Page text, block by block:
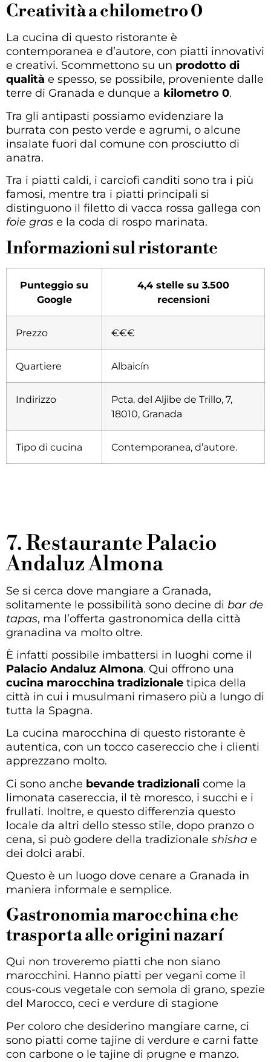
Creatività a chilometro 0
La cucina di questo ristorante è
contemporanea e d’autore, con piatti innovativi
e creativi. Scommettono su un prodotto di
qualità e spesso, se possibile, proveniente dalle
terre di Granada e dunque a kilometro 0.
Tra gli antipasti possiamo evidenziare la
burrata con pesto verde e agrumi, o alcune
insalate fuori dal comune con prosciutto di
anatra.
Tra i piatti caldi, i carciofi canditi sono tra i più
famosi, mentre tra i piatti principali si
distinguono il filetto di vacca rossa gallega con
foie gras e la coda di rospo marinata.
Informazioni sul ristorante
Punteggio su
Google
4,4 stelle su 3.500
recensioni
Prezzo €€€
Quartiere Albaicín
Indirizzo
Pcta. del Aljibe de Trillo, 7,
18010, Granada
Tipo di cucina Contemporanea, d’autore.
7. Restaurante Palacio
Andaluz Almona
Se si cerca dove mangiare a Granada,
solitamente le possibilità sono decine di bar de
tapas, ma l’offerta gastronomica della città
granadina va molto oltre.
È infatti possibile imbattersi in luoghi come il
Palacio Andaluz Almona. Qui offrono una
cucina marocchina tradizionale tipica della
città in cui i musulmani rimasero più a lungo di
tutta la Spagna.
La cucina marocchina di questo ristorante è
autentica, con un tocco casereccio che i clienti
apprezzano molto.
Ci sono anche bevande tradizionali come la
limonata casereccia, il tè moresco, i succhi e i
frullati. Inoltre, e questo differenzia questo
locale da altri dello stesso stile, dopo pranzo o
cena, si può godere della tradizionale shisha e
dei dolci arabi.
Questo è un luogo dove cenare a Granada in
maniera informale e semplice.
Gastronomia marocchina che
trasporta alle origini nazarí
Qui non troveremo piatti che non siano
marocchini. Hanno piatti per vegani come il
cous-cous vegetale con semola di grano, spezie
del Marocco, ceci e verdure di stagione
Per coloro che desiderino mangiare carne, ci
sono piatti come tajine di verdure e carni fatte
con carbone o le tajine di prugne e manzo.